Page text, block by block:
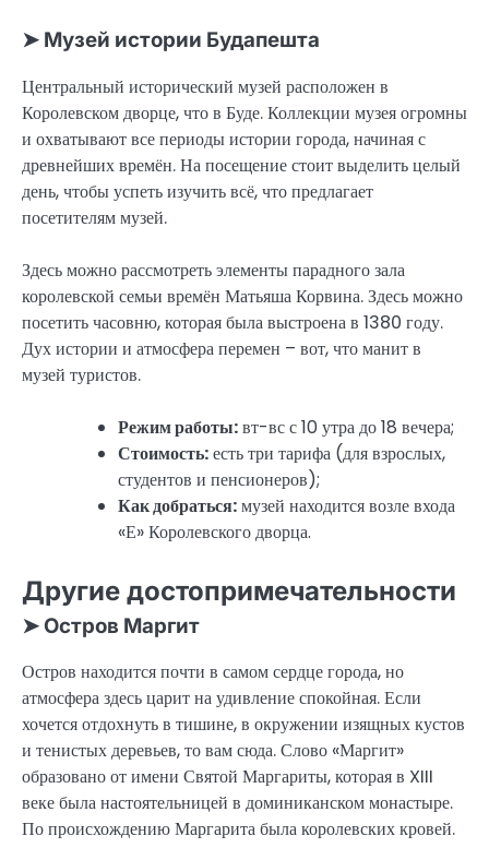
➤ Музей истории Будапешта
Центральный исторический музей расположен в
Королевском дворце, что в Буде. Коллекции музея огромны
и охватывают все периоды истории города, начиная с
древнейших времён. На посещение стоит выделить целый
день, чтобы успеть изучить всё, что предлагает
посетителям музей.
Здесь можно рассмотреть элементы парадного зала
королевской семьи времён Матьяша Корвина. Здесь можно
посетить часовню, которая была выстроена в 1380 году.
Дух истории и атмосфера перемен – вот, что манит в
музей туристов.
Режим работы:вт-вс с 10 утра до 18 вечера;
Стоимость:есть три тарифа (для взрослых,
студентов и пенсионеров);
Как добраться:музей находится возле входа
«Е» Королевского дворца.
Другие достопримечательности
➤ Остров Маргит
Остров находится почти в самом сердце города, но
атмосфера здесь царит на удивление спокойная. Если
хочется отдохнуть в тишине, в окружении изящных кустов
и тенистых деревьев, то вам сюда. Слово «Маргит»
образовано от имени Святой Маргариты, которая в XIII
веке была настоятельницей в доминиканском монастыре.
По происхождению Маргарита была королевских кровей.